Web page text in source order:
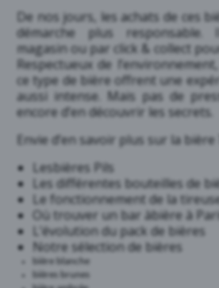
De nos jours, les achats de ces
démarche plus responsable.
magasin ou par click & collect
Respectueux de
ce type de bière offrent une
aussi intense. Mais pas de
encore d’en découvrir les secrets.
Envie d’en savoir plus sur la bière
Lesbières Pils
Les différentes bouteilles de
Le fonctionnement de la
Où trouver un bar àbière à
L’évolution du pack de bières
Notre sélection de bières
bière blanche
bières brunes